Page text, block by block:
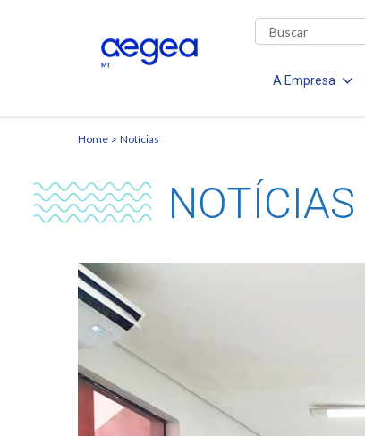
A Empresa
Home Notícias
NOTÍCIAS